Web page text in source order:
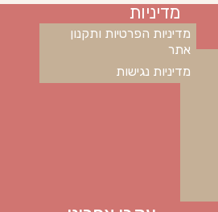
מדיניות
מדיניות הפרטיות ותקנון
אתר
מדיניות נגישות